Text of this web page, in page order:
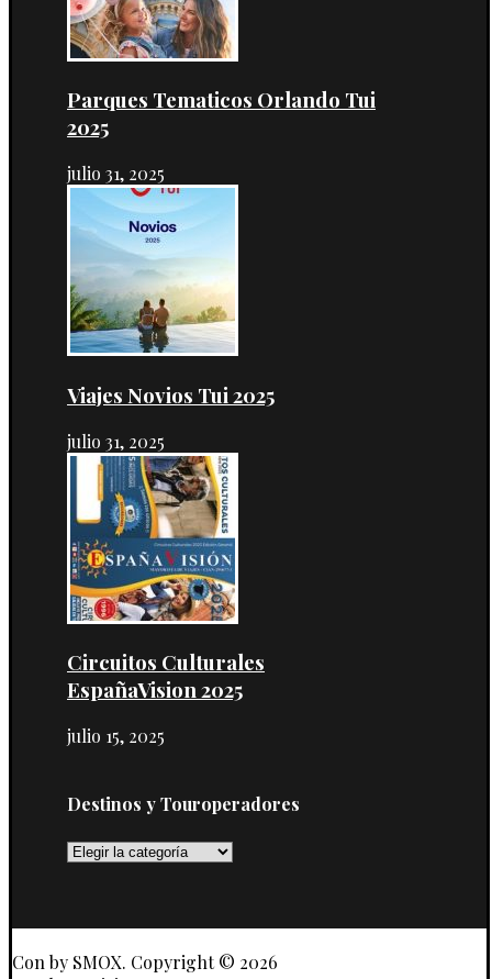
Parques Tematicos Orlando Tui
2025
julio 31, 2025
Viajes Novios Tui 2025
julio 31, 2025
Circuitos Culturales
EspañaVision 2025
julio 15, 2025
Destinos y Touroperadores
Destinos
Conby SMOX. Copyright © 2026